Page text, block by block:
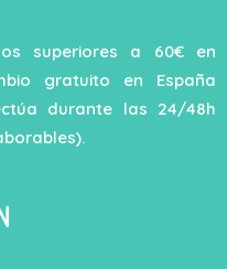
superiores a 60€ en
gratuito en España
durante las 24/48h